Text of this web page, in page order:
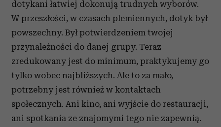
dotykani łatwiej dokonują trudnych wyborów.
W przeszłości, w czasach plemiennych, dotyk był
powszechny. Był potwierdzeniem twojej
przynależności do danej grupy. Teraz
zredukowany jest do minimum, praktykujemy go
tylko wobec najbliższych. Ale to za mało,
potrzebny jest również w kontaktach
społecznych. Ani kino, ani wyjście do restauracji,
ani spotkania ze znajomymi tego nie zapewnią.